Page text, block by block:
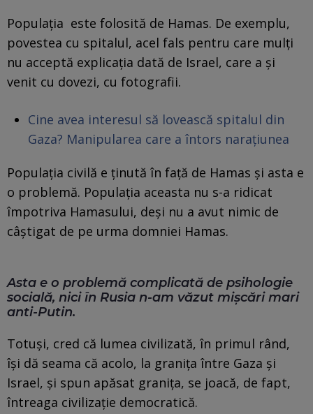
Populația este folosită de Hamas. De exemplu,
povestea cu spitalul, acel fals pentru care mulți
nu acceptă explicația dată de Israel, care a și
venit cu dovezi, cu fotografii.
Cine avea interesul să lovească spitalul din
Gaza? Manipularea care a întors narațiunea
Populația civilă e ținută în față de Hamas și asta e
o problemă. Populația aceasta nu s-a ridicat
împotriva Hamasului, deși nu a avut nimic de
câștigat de pe urma domniei Hamas.
Asta e o problemă complicată de psihologie
socială, nici în Rusia n-am văzut mișcări mari
anti-Putin.
Totuși, cred că lumea civilizată, în primul rând,
își dă seama că acolo, la granița între Gaza și
Israel, și spun apăsat granița, se joacă, de fapt,
întreaga civilizație democratică.